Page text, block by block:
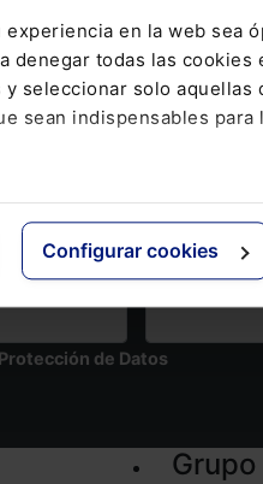
en la web sea
denegar todas las
y seleccionar solo
sean indispensables para
Configurar cookies
la
Cálculo
variable:
ausencias
Email
de Datos